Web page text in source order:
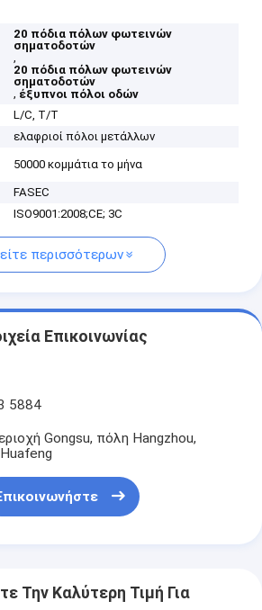
20 πόδια πόλων φωτεινών
σηματοδοτών
,
20 πόδια πόλων φωτεινών
σηματοδοτών
, έξυπνοι πόλοι οδών
L/C, T/T
ελαφριοί πόλοι μετάλλων
50000 κομμάτια το μήνα
FASEC
ISO9001:2008;CE; 3C
περισσότερων
Επικοινωνίας
5884
Gongsu, πόλη Hangzhou,
Την Καλύτερη Τιμή Για